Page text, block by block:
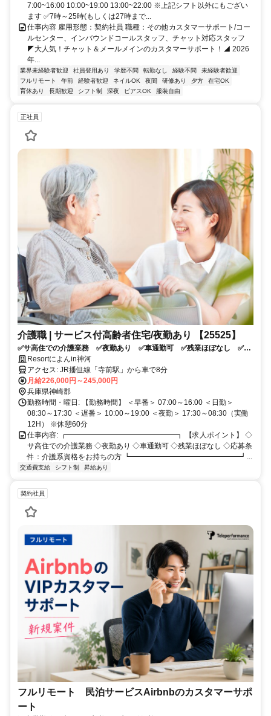
7:00~16:00 10:00~19:00 13:00~22:00 ※上記シフト以外にもござい
ます ✅7時～25時(もしくは27時まで...
仕事内容 雇用形態：契約社員 職種：その他カスタマーサポート/コー
ルセンター、インバウンドコールスタッフ、チャット対応スタッフ
◤大人気！チャット＆メールメインのカスタマーサポート！◢ 2026
年...
業界未経験者歓迎 社員登用あり 学歴不問 転勤なし 経験不問
未経験者歓迎
フルリモート
午前 経験者歓迎 ネイルOK 夜間 研修あり 夕方
在宅OK
育休あり
長期歓迎 シフト制 深夜 ピアスOK 服装自由
正社員
介護職 | サービス付高齢者住宅/夜勤あり 【25525】
✅サ高住での介護業務 ✅夜勤あり ✅車通勤可 ✅残業ほぼなし ✅応
募条件：介護系資格をお持ちの方
Resortによんin神河
アクセス: JR播但線「寺前駅」から車で8分
月給226,000円～245,000円
兵庫県神崎郡
勤務時間・曜日: 【勤務時間】 ＜早番＞ 07:00～16:00 ＜日勤＞
08:30～17:30 ＜遅番＞ 10:00～19:00 ＜夜勤＞ 17:30～08:30（実働
12H） ※休憩60分
仕事内容: ┏━━━━━━━━━━━━━━━┓ 【求人ポイント】 ◇
サ高住での介護業務 ◇夜勤あり ◇車通勤可 ◇残業ほぼなし ◇応募条
件：介護系資格をお持ちの方 ┗━━━━━━━━━━━━━━━┛...
交通費支給 シフト制 昇給あり
契約社員
フルリモート 民泊サービスAirbnbのカスタマーサポ
ート